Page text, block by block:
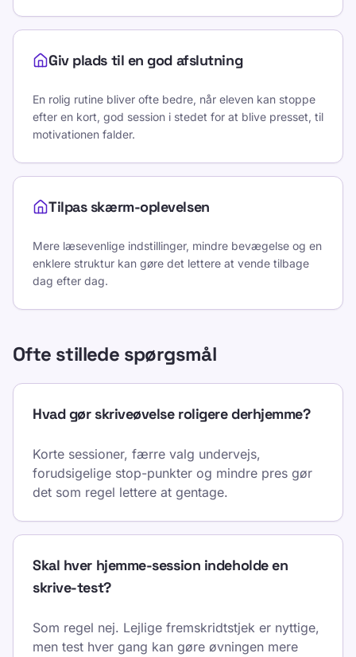
Giv plads til en god afslutning
En rolig rutine bliver ofte bedre, når eleven kan stoppe
efter en kort, god session i stedet for at blive presset, til
motivationen falder.
Tilpas skærm-oplevelsen
Mere læsevenlige indstillinger, mindre bevægelse og en
enklere struktur kan gøre det lettere at vende tilbage
dag efter dag.
Ofte stillede spørgsmål
Hvad gør skriveøvelse roligere derhjemme?
Korte sessioner, færre valg undervejs,
forudsigelige stop-punkter og mindre pres gør
det som regel lettere at gentage.
Skal hver hjemme-session indeholde en
skrive-test?
Som regel nej. Lejlige fremskridtstjek er nyttige,
men test hver gang kan gøre øvningen mere